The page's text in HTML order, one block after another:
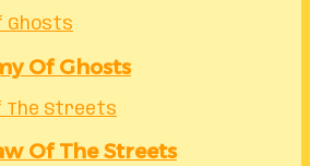
Ghosts
Of Ghosts
The Streets
Of The Streets